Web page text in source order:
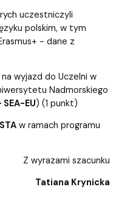
uczestniczyli
polskim, w tym
- dane z
wyjazd do Uczelni w
Nadmorskiego
EU) (1 punkt)
w ramach programu
Z wyrazami szacunku
Tatiana Krynicka